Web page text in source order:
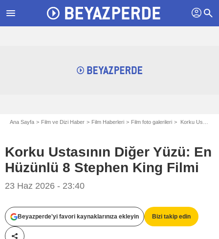
menu profil search
Ana Sayfa Film ve Dizi Haber Film Haberleri Film foto galerileri Korku Ustasının Diğer Yüzü: En Hüzünlü 8 Stephen King Filmi
Korku Ustasının Diğer Yüzü: En
Hüzünlü 8 Stephen King Filmi
23 Haz 2026 - 23:40
Beyazperde'yi favori kaynaklarınıza ekleyin Bizi takip edin